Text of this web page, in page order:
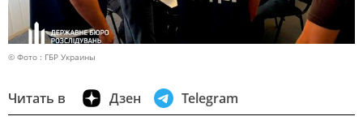
© Фото : ГБР Украины
Читать в Дзен Telegram